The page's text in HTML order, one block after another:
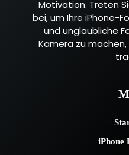
Motivation. Treten
bei, um Ihre iPhone-
und unglaubliche
Kamera zu
iPhone